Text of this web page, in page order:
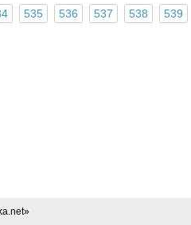
535 536 537 538 539